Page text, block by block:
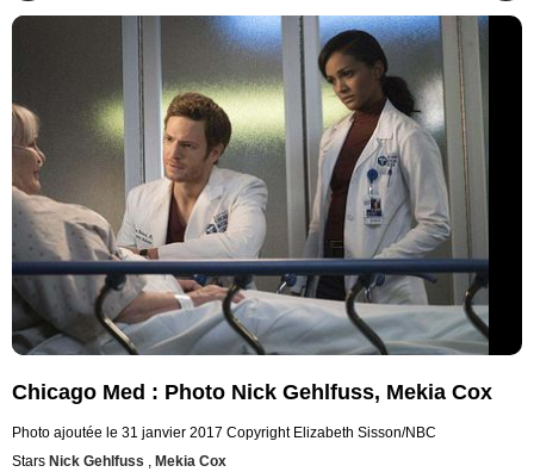
Chicago Med : Photo Nick Gehlfuss, Mekia Cox
Photo ajoutée le 31 janvier 2017 Copyright Elizabeth Sisson/NBC
Stars Nick Gehlfuss , Mekia Cox